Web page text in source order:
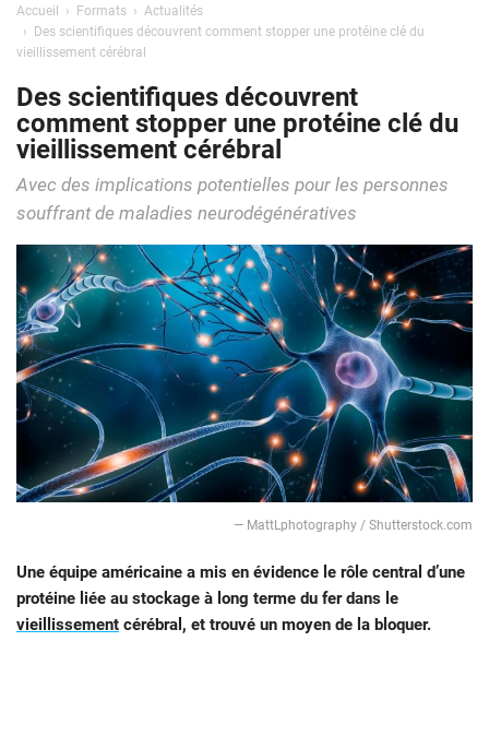
Accueil Formats
Actualités
Des scientifiques découvrent comment stopper une protéine clé du
vieillissement cérébral
Des scientifiques découvrent
comment stopper une protéine clé du
vieillissement cérébral
Avec des implications potentielles pour les personnes
souffrant de maladies neurodégénératives
— MattLphotography / Shutterstock.com
Une équipe américaine a mis en évidence le rôle central d’une
protéine liée au stockage à long terme du fer dans le
vieillissement cérébral, et trouvé un moyen de la bloquer.